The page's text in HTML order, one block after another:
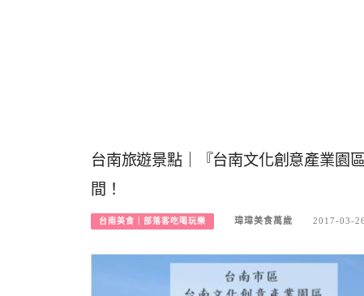
台南旅遊景點｜『台南文化創意產業園
間！
台南美食｜部落客吃喝玩樂 瑋瑋美食萬歲 2017-03-26